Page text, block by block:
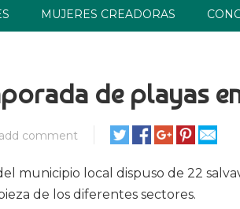
MUJERES CREADORAS
de playas
add comment
municipio local dispuso de 22
de los diferentes sectores.